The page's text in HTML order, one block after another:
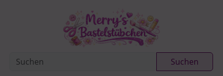
Springe zur Navigation
Suchen